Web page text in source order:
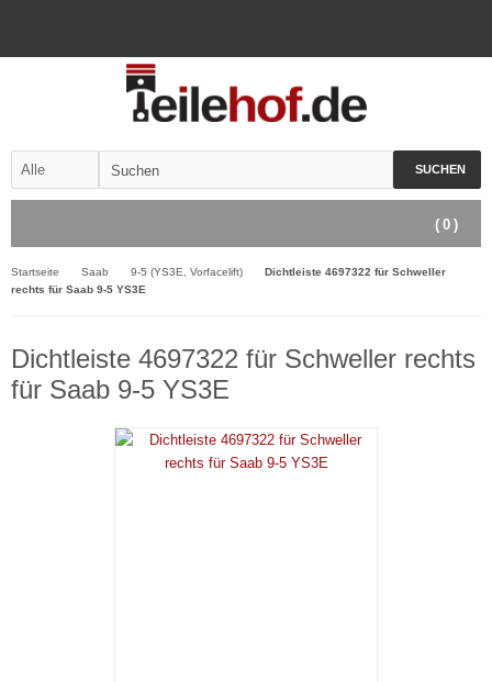
SUCHEN
( 0 )
Startseite Saab 9-5 (YS3E, Vorfacelift)
Dichtleiste 4697322 für Schweller
rechts für Saab 9-5 YS3E
Dichtleiste 4697322 für Schweller rechts
für Saab 9-5 YS3E